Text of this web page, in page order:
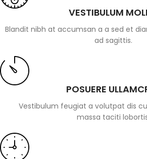
VESTIBULUM
Blandit nibh at accumsan a a sed et
ad sagittis.
POSUERE
Vestibulum feugiat a volutpat dis
massa taciti